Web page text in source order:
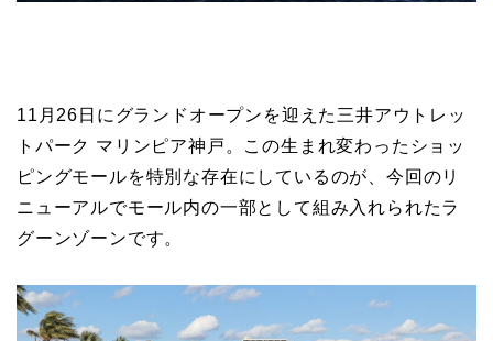
11月26日にグランドオープンを迎えた三井アウトレッ
トパーク マリンピア神戸。この生まれ変わったショッ
ピングモールを特別な存在にしているのが、今回のリ
ニューアルでモール内の一部として組み入れられたラ
グーンゾーンです。